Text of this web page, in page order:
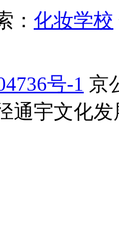
： 化妆学校
号-1 京
通宇文化发